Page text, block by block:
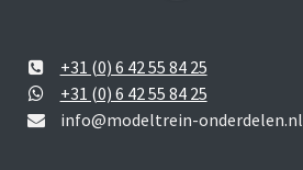
+31 (0) 6 42 55 84 25
+31 (0) 6 42 55 84 25
info@modeltrein-onderdelen.nl